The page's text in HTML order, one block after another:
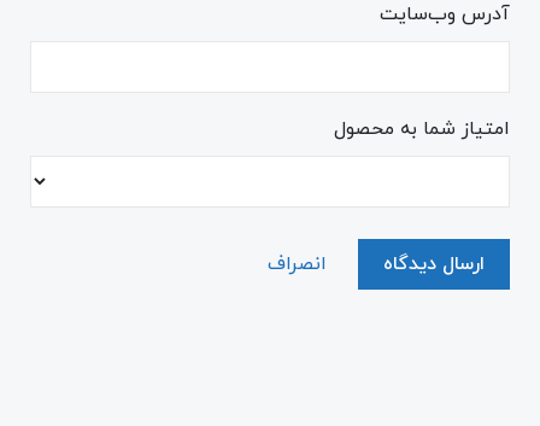
آدرس وب‌سایت
امتیاز شما به محصول
ارسال دیدگاه انصراف